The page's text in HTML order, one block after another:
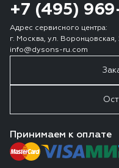
+7 (495)
Адрес сервисного центра:
г. Москва, ул. Воронцовская,
info@dysons-ru.com
Принимаем к оплате